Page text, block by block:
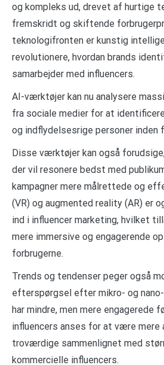
og kompleks ud, drevet af hurtige
fremskridt og skiftende
teknologifronten er kunstig
revolutionere, hvordan brands
samarbejder med influencers.
AI-værktøjer kan nu analysere
fra sociale medier for at
og indflydelsesrige personer inden
Disse værktøjer kan også
der vil resonere bedst med
kampagner mere målrettede og
(VR) og augmented reality (AR) er
ind i influencer marketing, hvilket
mere immersive og engagerende
forbrugerne.
Trends og tendenser peger også
efterspørgsel efter mikro- og
har mindre, men mere engagerede
influencers anses for at være mere
troværdige sammenlignet med
kommercielle influencers.